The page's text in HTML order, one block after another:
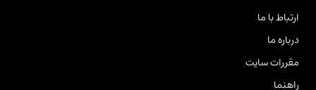
ارتباط با ما
درباره ما
مقررات سایت
راهنما